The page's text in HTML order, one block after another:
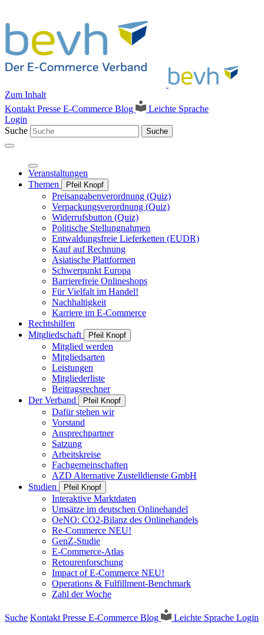
Zum Inhalt
Kontakt Presse E-Commerce Blog
Leichte Sprache
Login
Suche
Suche
Veranstaltungen
Themen
Pfeil Knopf
Preisangabenverordnung (Quiz)
Verpackungsverordnung (Quiz)
Widerrufsbutton (Quiz)
Politische Stellungnahmen
Entwaldungsfreie Lieferketten (EUDR)
Kauf auf Rechnung
Asiatische Plattformen
Schwerpunkt Europa
Barrierefreie Onlineshops
Für Vielfalt im Handel!
Nachhaltigkeit
Karriere im E-Commerce
Rechtshilfen
Mitgliedschaft
Pfeil Knopf
Mitglied werden
Mitgliedsarten
Leistungen
Mitgliederliste
Beitragsrechner
Der Verband
Pfeil Knopf
Dafür stehen wir
Vorstand
Ansprechpartner
Satzung
Arbeitskreise
Fachgemeinschaften
AZD Alternative Zustelldienste GmbH
Studien
Pfeil Knopf
Interaktive Marktdaten
Umsätze im deutschen Onlinehandel
OeNO: CO2-Bilanz des Onlinehandels
Re-Commerce NEU!
GenZ-Studie
E-Commerce-Atlas
Retourenforschung
Impact of E-Commerce NEU!
Operations & Fulfillment-Benchmark
Zahl der Woche
Suche Kontakt Presse E-Commerce Blog Leichte Sprache Login